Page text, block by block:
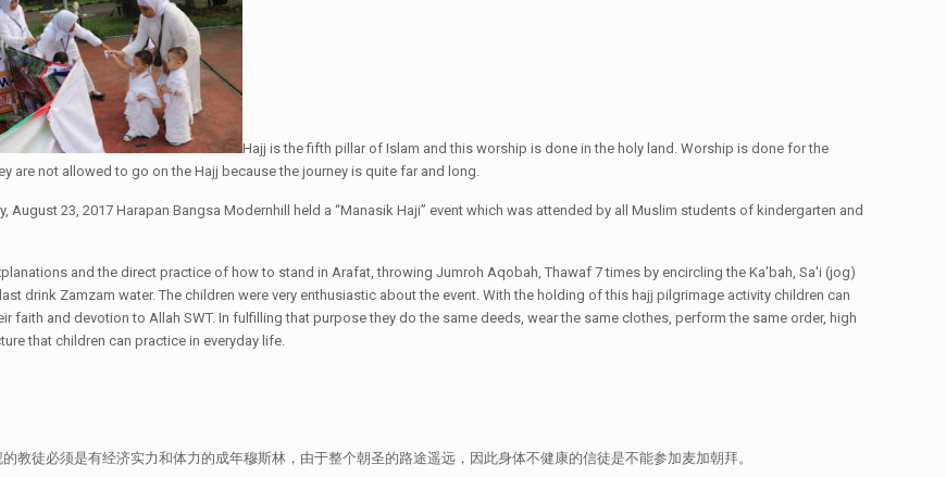
Hajj is the fifth pillar of Islam and this worship is done in the holy land. Worship is done for the
are not allowed to go on the Hajj because the journey is quite far and long.
23, 2017 Harapan Bangsa Modernhill held a “Manasik Haji” event which was attended by all Muslim students of kindergarten and
and the direct practice of how to stand in Arafat, throwing Jumroh Aqobah, Thawaf 7 times by encircling the Ka'bah, Sa'i (jog)
drink Zamzam water. The children were very enthusiastic about the event. With the holding of this hajj pilgrimage activity children can
and devotion to Allah SWT. In fulfilling that purpose they do the same deeds, wear the same clothes, perform the same order, high
that children can practice in everyday life.
教徒必须是有经济实力和体力的成年穆斯林，由于整个朝圣的路途遥远，因此身体不健康的信徒是不能参加麦加朝拜。